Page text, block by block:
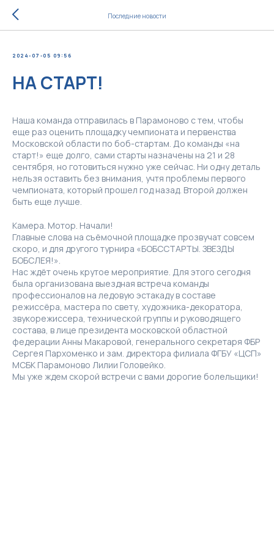
Последние новости
2024-07-05 09:56
НА СТАРТ!
Наша команда отправилась в Парамоново с тем, чтобы
еще раз оценить площадку чемпионата и первенства
Московской области по боб-стартам. До команды «на
старт!» еще долго, сами старты назначены на 21 и 28
сентября, но готовиться нужно уже сейчас. Ни одну деталь
нельзя оставить без внимания, учтя проблемы первого
чемпионата, который прошел год назад. Второй должен
быть еще лучше.
Камера. Мотор. Начали!
Главные слова на съёмочной площадке прозвучат совсем
скоро, и для другого турнира «БОБССТАРТЫ. ЗВЕЗДЫ
БОБСЛЕЯ!».
Нас ждёт очень крутое мероприятие. Для этого сегодня
была организована выездная встреча команды
профессионалов на ледовую эстакаду в составе
режиссёра, мастера по свету, художника-декоратора,
звукорежиссера, технической группы и руководящего
состава, в лице президента московской областной
федерации Анны Макаровой, генерального секретаря ФБР
Сергея Пархоменко и зам. директора филиала ФГБУ «ЦСП»
МСБК Парамоново Лилии Головейко.
Мы уже ждем скорой встречи с вами дорогие болельщики!